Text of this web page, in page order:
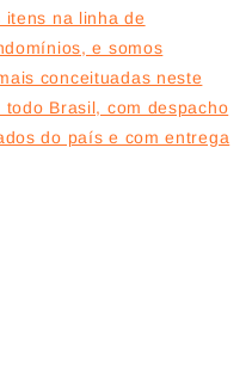
itens na linha de
e somos
conceituadas neste
Brasil, com despacho
do país e com entrega